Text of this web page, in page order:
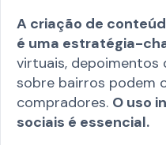
A criação de
é uma estratégia-
virtuais, depoimentos
sobre bairros podem
compradores. O uso
sociais é essencial.